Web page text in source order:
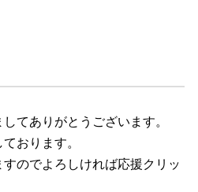
てありがとうございます。
おります。
のでよろしければ応援クリッ